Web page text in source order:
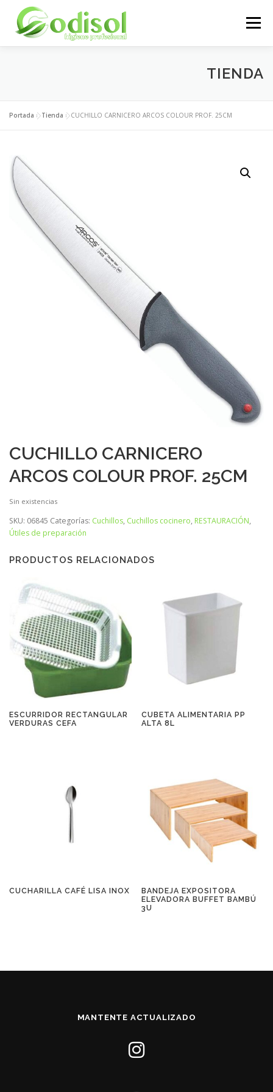
contenido
Menú
ÁREA CLIENTES CONTACTO
TIENDA
Portada »Tienda »CUCHILLO CARNICERO ARCOS COLOUR PROF. 25CM
CUCHILLO CARNICERO
ARCOS COLOUR PROF. 25CM
Sin existencias
SKU: 06845 Categorías: Cuchillos, Cuchillos cocinero, RESTAURACIÓN,
Útiles de preparación
PRODUCTOS RELACIONADOS
ESCURRIDOR RECTANGULAR
VERDURAS CEFA
CUBETA ALIMENTARIA PP
ALTA 8L
CUCHARILLA CAFÉ LISA INOX
BANDEJA EXPOSITORA
ELEVADORA BUFFET BAMBÚ
3U
MANTENTE ACTUALIZADO